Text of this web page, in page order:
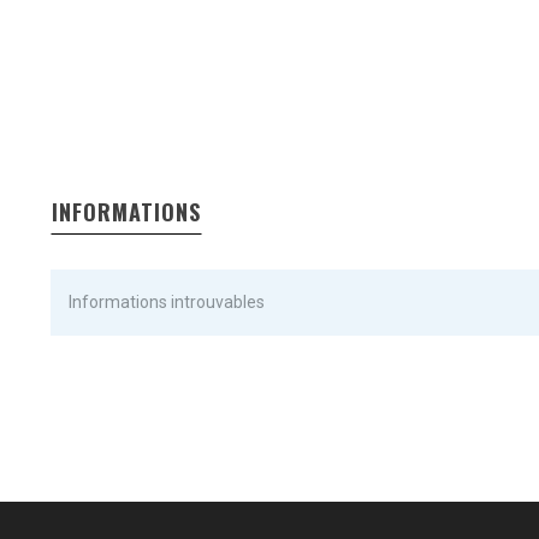
INFORMATIONS
Informations introuvables